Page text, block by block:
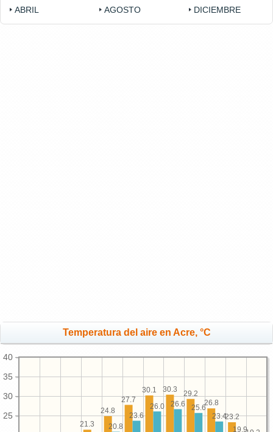
ABRIL
AGOSTO
DICIEMBRE
Temperatura del aire en Acre, °C
25
30
35
40
23.2
26.8
29.2
30.3
30.1
27.7
24.8
21.3
19.9
23.4
25.6
26.6
26.0
23.6
20.8